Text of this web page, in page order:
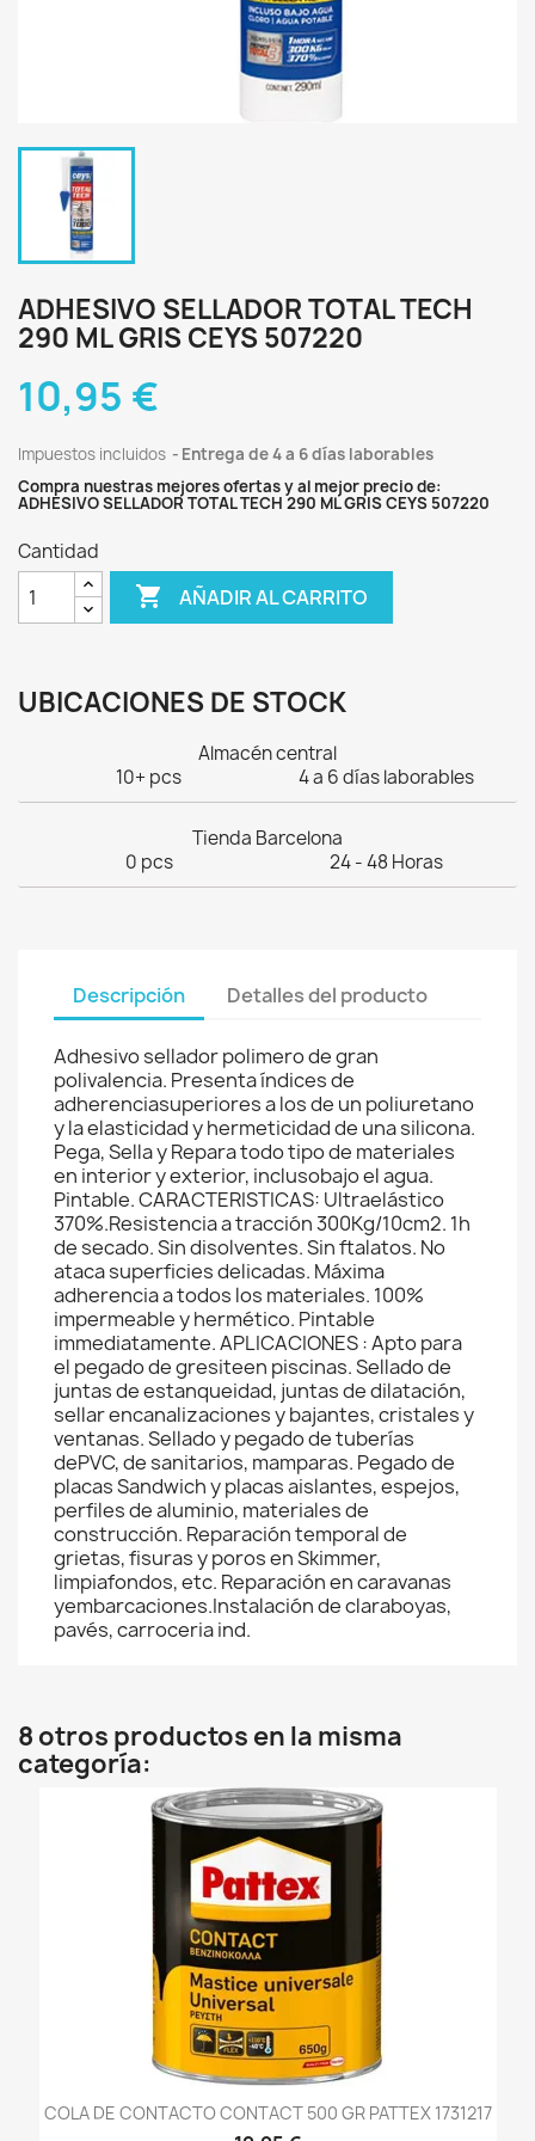
ADHESIVO SELLADOR TOTAL TECH
290 ML GRIS CEYS 507220
10,95 €
Impuestos incluidos
Entrega de 4 a 6 días laborables
Compra nuestras mejores ofertas y al mejor precio de:
ADHESIVO SELLADOR TOTAL TECH 290 ML GRIS CEYS 507220
Cantidad
 AÑADIR AL CARRITO
UBICACIONES DE STOCK
Almacén central
10+ pcs
4 a 6 días laborables
Tienda Barcelona
0 pcs
24 - 48 Horas
Descripción Detalles del producto
Adhesivo sellador polimero de gran
polivalencia. Presenta índices de
adherenciasuperiores a los de un poliuretano
y la elasticidad y hermeticidad de una silicona.
Pega, Sella y Repara todo tipo de materiales
en interior y exterior, inclusobajo el agua.
Pintable. CARACTERISTICAS: Ultraelástico
370%.Resistencia a tracción 300Kg/10cm2. 1h
de secado. Sin disolventes. Sin ftalatos. No
ataca superficies delicadas. Máxima
adherencia a todos los materiales. 100%
impermeable y hermético. Pintable
immediatamente. APLICACIONES : Apto para
el pegado de gresiteen piscinas. Sellado de
juntas de estanqueidad, juntas de dilatación,
sellar encanalizaciones y bajantes, cristales y
ventanas. Sellado y pegado de tuberías
dePVC, de sanitarios, mamparas. Pegado de
placas Sandwich y placas aislantes, espejos,
perfiles de aluminio, materiales de
construcción. Reparación temporal de
grietas, fisuras y poros en Skimmer,
limpiafondos, etc. Reparación en caravanas
yembarcaciones.Instalación de claraboyas,
pavés, carroceria ind.
8 otros productos en la misma
categoría:
COLA DE CONTACTO CONTACT 500 GR PATTEX 1731217